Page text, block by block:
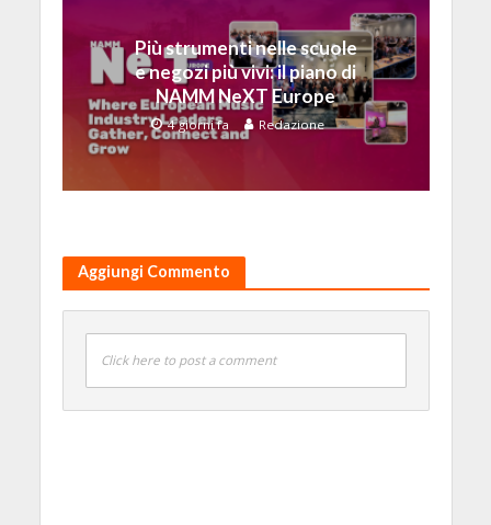
Più strumenti nelle scuole
e negozi più vivi: il piano di
NAMM NeXT Europe
4 giorni fa Redazione
Aggiungi Commento
Click here to post a comment